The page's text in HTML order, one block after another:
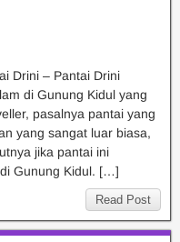
Drini – Pantai Drini
di Gunung Kidul yang
pasalnya pantai yang
yang sangat luar biasa,
jika pantai ini
Gunung Kidul. […]
Read Post